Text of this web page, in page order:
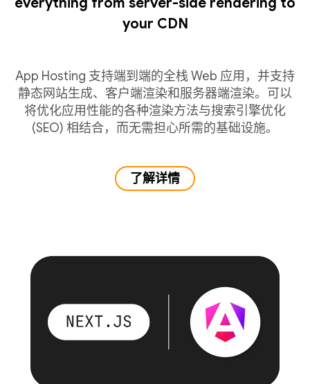
your CDN
App Hosting 支持端到端的全栈 Web 应用，并支持
静态网站生成、客户端渲染和服务器端渲染。可以
将优化应用性能的各种渲染方法与搜索引擎优化
(SEO) 相结合，而无需担心所需的基础设施。
了解详情